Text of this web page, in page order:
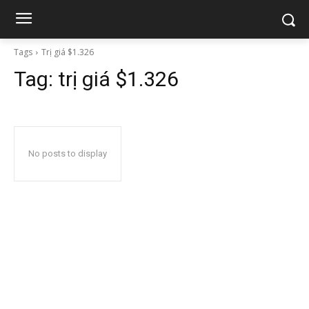
Tags Trị giá $1.326
Tag: trị giá $1.326
No posts to display